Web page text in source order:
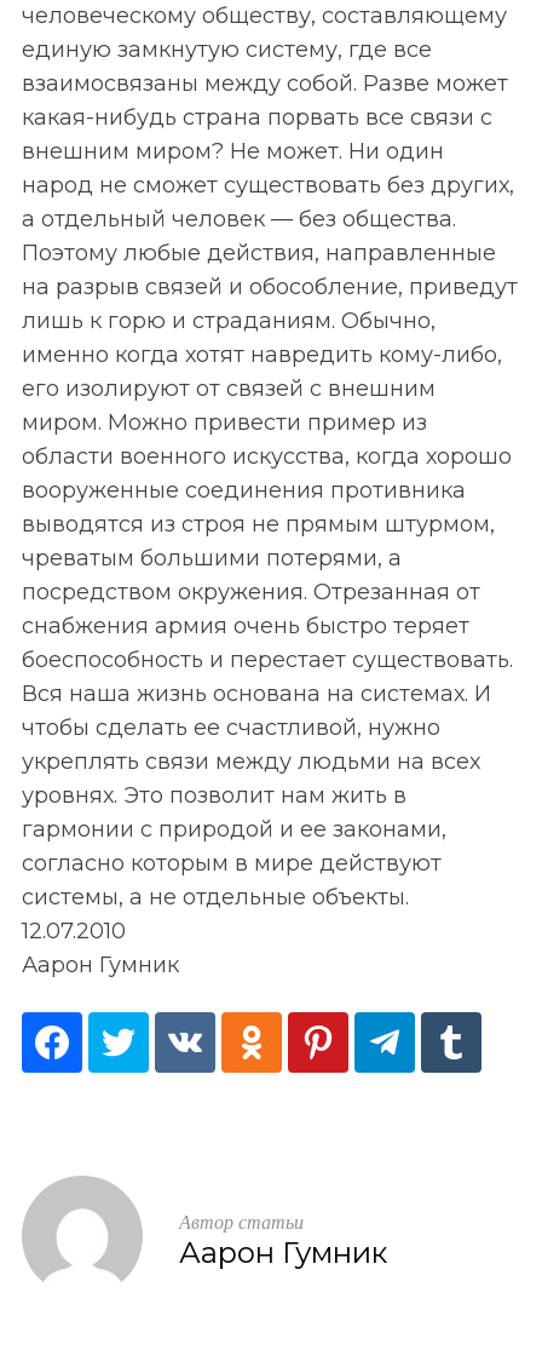
человеческому обществу, составляющему
единую замкнутую систему, где все
взаимосвязаны между собой. Разве может
какая-нибудь страна порвать все связи с
внешним миром? Не может. Ни один
народ не сможет существовать без других,
а отдельный человек — без общества.
Поэтому любыe действия, направленные
на разрыв связей и обособление, приведут
лишь к горю и страданиям. Обычно,
именно когда хотят навредить кому-либо,
его изолируют от связей с внешним
миром. Можно привести пример из
области военного искусства, когда хорошо
вооруженные соединения противника
выводятся из строя не прямым штурмом,
чреватым большими потерями, а
посредством окружения. Отрезанная от
снабжения армия очень быстро теряет
боеспособность и перестает существовать.
Вся наша жизнь основана на системах. И
чтобы сделать ее счастливой, нужно
укреплять связи между людьми на всех
уровнях. Это позволит нам жить в
гармонии с природой и ее законами,
согласно которым в мире действуют
системы, а не отдельные объекты.
12.07.2010
Аарон Гумник
Автор статьи
Аaрон Гумник
r